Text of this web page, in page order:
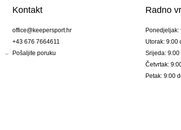
Kontakt
office@keepersport.hr
+43 676 7664611
Pošaljite poruku
Radno
Ponedjeljak:
Utorak: 9:00
Srijeda: 9:00
Četvrtak:
Petak: 9:00